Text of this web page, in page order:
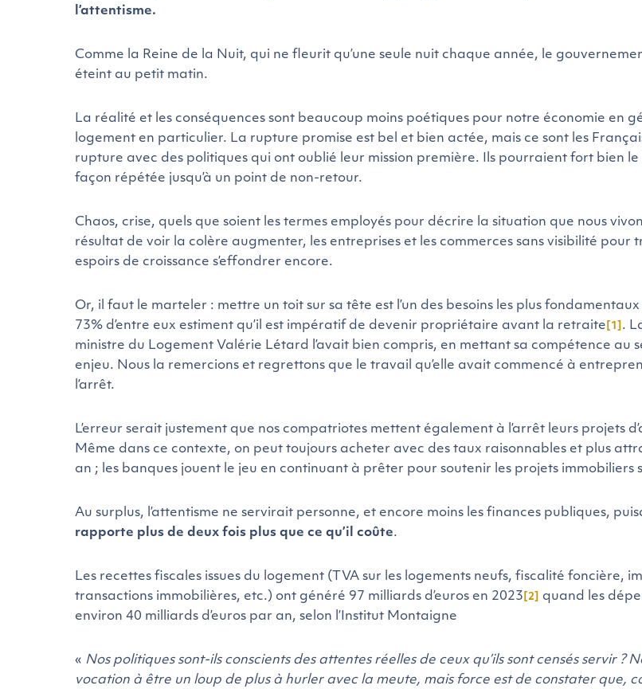
l’attentisme.
Comme la Reine de la Nuit, qui ne fleurit qu’une seule nuit chaque année, le
éteint au petit matin.
La réalité et les conséquences sont beaucoup moins poétiques pour notre économie en
logement en particulier. La rupture promise est bel et bien actée, mais ce sont les
rupture avec des politiques qui ont oublié leur mission première. Ils pourraient fort bien
façon répétée jusqu’à un point de non-retour.
Chaos, crise, quels que soient les termes employés pour décrire la situation que nous
résultat de voir la colère augmenter, les entreprises et les commerces sans visibilité pour
espoirs de croissance s’effondrer encore.
Or, il faut le marteler : mettre un toit sur sa tête est l’un des besoins les plus
73% d’entre eux estiment qu’il est impératif de devenir propriétaire avant la retraite [1] .
ministre du Logement Valérie Létard l’avait bien compris, en mettant sa compétence au
enjeu. Nous la remercions et regrettons que le travail qu’elle avait commencé à
l’arrêt.
L’erreur serait justement que nos compatriotes mettent également à l’arrêt leurs projets
Même dans ce contexte, on peut toujours acheter avec des taux raisonnables et plus
an ; les banques jouent le jeu en continuant à prêter pour soutenir les projets immobiliers
Au surplus, l’attentisme ne servirait personne, et encore moins les finances publiques,
rapporte plus de deux fois plus que ce qu’il coûte.
Les recettes fiscales issues du logement (TVA sur les logements neufs, fiscalité foncière,
transactions immobilières, etc.) ont généré 97 milliards d’euros en 2023 [2]
quand les
environ 40 milliards d’euros par an, selon l’Institut Montaigne
« Nos politiques sont-ils conscients des attentes réelles de ceux qu’ils sont censés servir ?
vocation à être un loup de plus à hurler avec la meute, mais force est de constater que,